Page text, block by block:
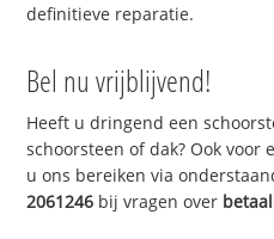
definitieve reparatie.
Bel nu vrijblijvend!
Heeft u dringend een
schoorsteen of dak? Ook
u ons bereiken via
2061246 bij vragen over